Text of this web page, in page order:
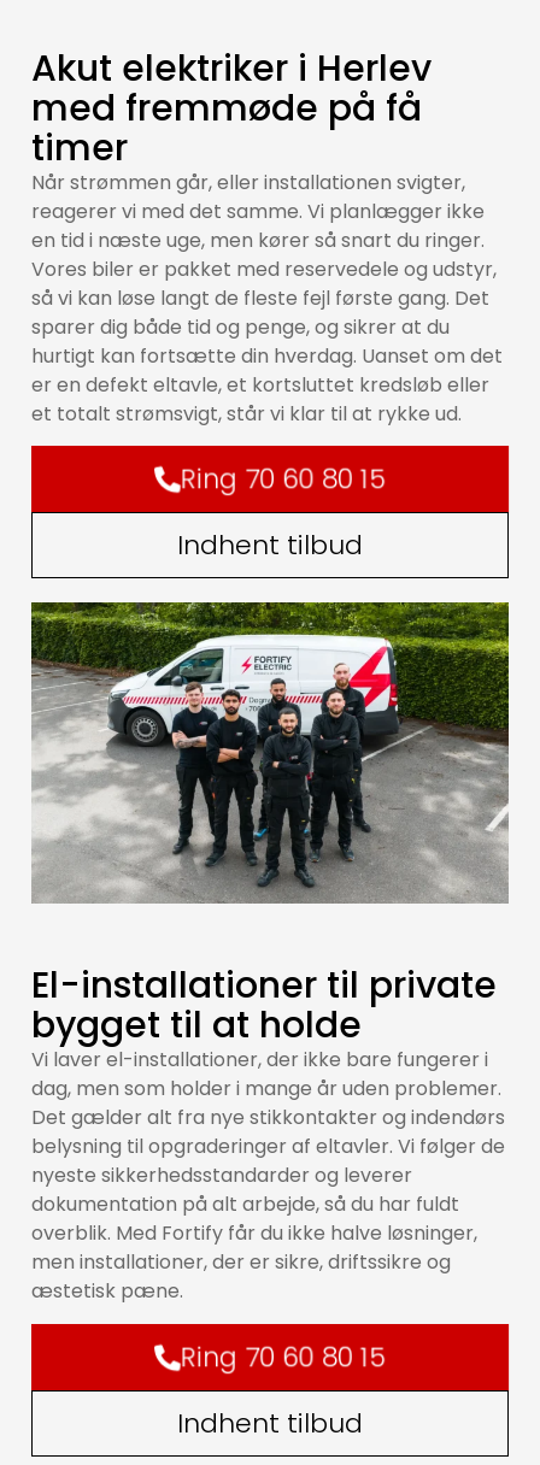
Akut elektriker i Herlev
med fremmøde på få
timer
Når strømmen går, eller installationen svigter,
reagerer vi med det samme. Vi planlægger ikke
en tid i næste uge, men kører så snart du ringer.
Vores biler er pakket med reservedele og udstyr,
så vi kan løse langt de fleste fejl første gang. Det
sparer dig både tid og penge, og sikrer at du
hurtigt kan fortsætte din hverdag. Uanset om det
er en defekt eltavle, et kortsluttet kredsløb eller
et totalt strømsvigt, står vi klar til at rykke ud.
Ring 70 60 80 15
Indhent tilbud
El-installationer til private
bygget til at holde
Vi laver el-installationer, der ikke bare fungerer i
dag, men som holder i mange år uden problemer.
Det gælder alt fra nye stikkontakter og indendørs
belysning til opgraderinger af eltavler. Vi følger de
nyeste sikkerhedsstandarder og leverer
dokumentation på alt arbejde, så du har fuldt
overblik. Med Fortify får du ikke halve løsninger,
men installationer, der er sikre, driftssikre og
æstetisk pæne.
Ring 70 60 80 15
Indhent tilbud